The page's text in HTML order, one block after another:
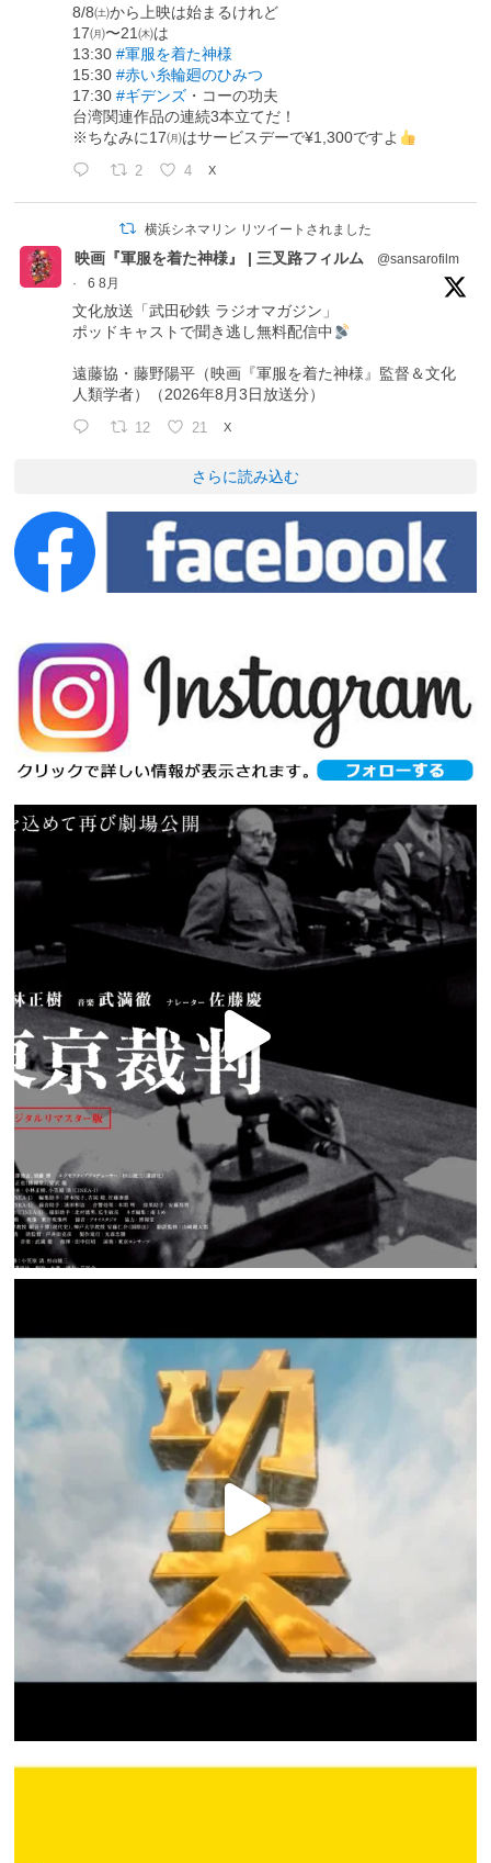
8/8㈯から上映は始まるけれど
17㈪〜21㈭は
13:30#軍服を着た神様
15:30#赤い糸輪廻のひみつ
17:30#ギデンズ ・コーの功夫
台湾関連作品の連続3本立てだ！
※ちなみに17㈪はサービスデーで¥1,300ですよ
2 4 X
横浜シネマリン リツイートされました
映画『軍服を着た神様』 | 三叉路フィルム
@sansarofilm
·
6 8月
文化放送「武田砂鉄 ラジオマガジン」
ポッドキャストで聞き逃し無料配信中
遠藤協・藤野陽平（映画『軍服を着た神様』監督＆文化
人類学者）（2026年8月3日放送分）
12 21 X
さらに読み込む